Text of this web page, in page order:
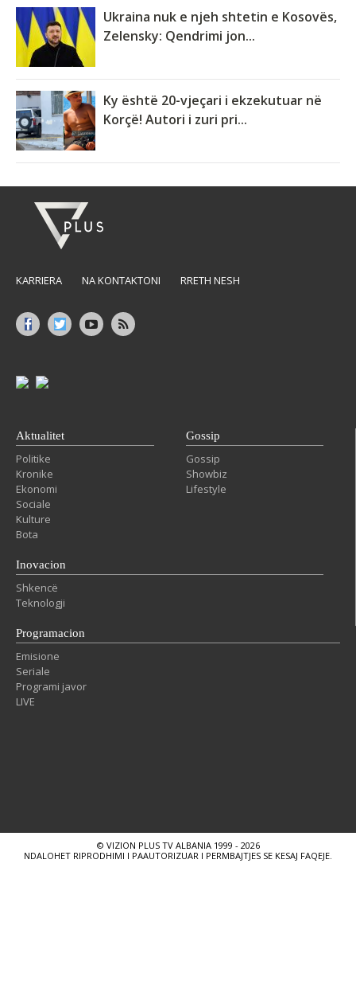
Ukraina nuk e njeh shtetin e Kosovës,
Zelensky: Qendrimi jon...
Ky është 20-vjeçari i ekzekutuar në
Korçë! Autori i zuri pri...
KARRIERA NA KONTAKTONI RRETH NESH
Aktualitet
Politike
Kronike
Ekonomi
Sociale
Kulture
Bota
Gossip
Gossip
Showbiz
Lifestyle
Inovacion
Shkencë
Teknologji
Programacion
Emisione
Seriale
Programi javor
LIVE
© VIZION PLUS TV ALBANIA 1999 - 2026
NDALOHET RIPRODHIMI I PAAUTORIZUAR I PERMBAJTJES SE KESAJ FAQEJE.